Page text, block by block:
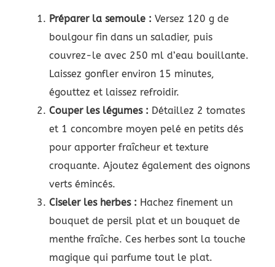
Préparer la semoule : Versez 120 g de
boulgour fin dans un saladier, puis
couvrez-le avec 250 ml d’eau bouillante.
Laissez gonfler environ 15 minutes,
égouttez et laissez refroidir.
Couper les légumes : Détaillez 2 tomates
et 1 concombre moyen pelé en petits dés
pour apporter fraîcheur et texture
croquante. Ajoutez également des oignons
verts émincés.
Ciseler les herbes : Hachez finement un
bouquet de persil plat et un bouquet de
menthe fraîche. Ces herbes sont la touche
magique qui parfume tout le plat.